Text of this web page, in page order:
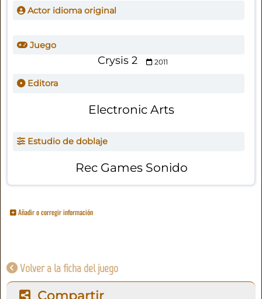
Actor idioma original
Juego
Crysis 2 2011
Editora
Electronic Arts
Estudio de doblaje
Rec Games Sonido
Añadir o corregir información
Volver a la ficha del juego
Compartir